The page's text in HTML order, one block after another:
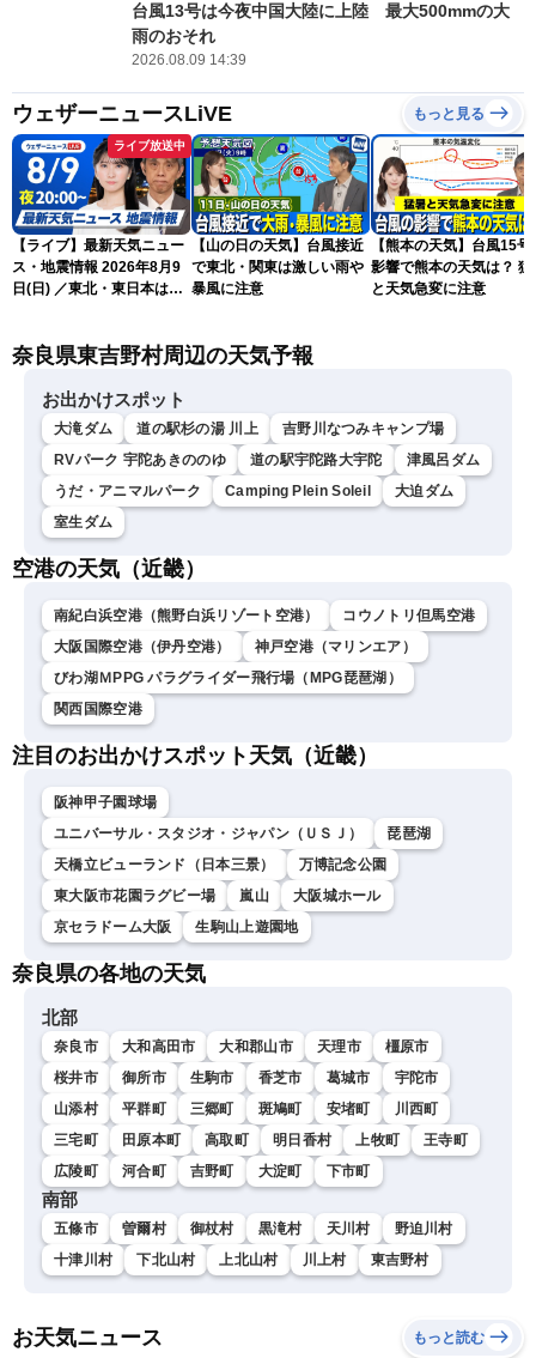
台風13号は今夜中国大陸に上陸 最大500mmの大
雨のおそれ
2026.08.09 14:39
ウェザーニュースLiVE もっと見る
ライブ放送中
【ライブ】最新天気ニュー
ス・地震情報 2026年8月9
日(日) ／東北・東日本は急
衣／芳野達郎〉
【山の日の天気】台風接近
で東北・関東は激しい雨や
暴風に注意
【熊本の天気】台風15号
影響で熊本の天気は？ 猛
と天気急変に注意
奈良県東吉野村周辺の天気予報
お出かけスポット
大滝ダム 道の駅杉の湯 川上
吉野川なつみキャンプ場
RVパーク 宇陀あきののゆ
道の駅宇陀路大宇陀
津風呂ダム
うだ・アニマルパーク
Camping Plein Soleil
大迫ダム
室生ダム
空港の天気（近畿）
南紀白浜空港（熊野白浜リゾート空港）
コウノトリ但馬空港
大阪国際空港（伊丹空港）
神戸空港（マリンエア）
びわ湖ＭPPG パラグライダー飛行場（MPG琵琶湖）
関西国際空港
注目のお出かけスポット天気（近畿）
阪神甲子園球場
ユニバーサル・スタジオ・ジャパン（ＵＳＪ）
琵琶湖
天橋立ビューランド（日本三景）
万博記念公園
東大阪市花園ラグビー場
嵐山
大阪城ホール
京セラドーム大阪
生駒山上遊園地
奈良県の各地の天気
北部
奈良市 大和高田市 大和郡山市 天理市
橿原市
桜井市
御所市 生駒市 香芝市 葛城市
宇陀市
山添村
平群町 三郷町 斑鳩町 安堵町
川西町
三宅町
田原本町 高取町 明日香村 上牧町
王寺町
広陵町
河合町 吉野町 大淀町 下市町
南部
五條市 曽爾村 御杖村 黒滝村 天川村
野迫川村
十津川村
下北山村 上北山村 川上村 東吉野村
お天気ニュース もっと読む